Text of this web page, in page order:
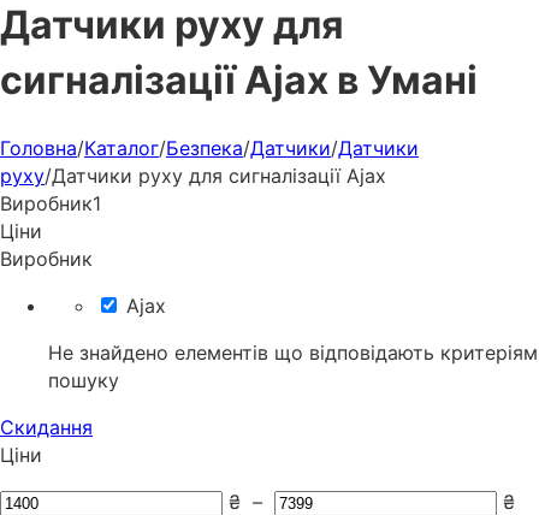
Датчики руху для
сигналізації Ajax в Умані
Головна/Каталог/Безпека/Датчики/Датчики
руху/Датчики руху для сигналізації Ajax
Виробник1
Ціни
Виробник
Ajax
Не знайдено елементів що відповідають критеріям
пошуку
Скидання
Ціни
₴ –
₴